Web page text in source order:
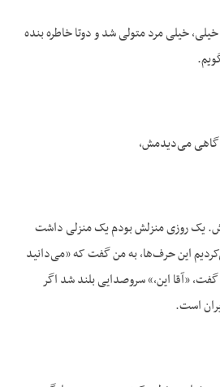
خیلی مرد متولی شد و دوتا خاطره بنده
گاهی می‌دیدمش،
روزی منزلش بودم یک منزلی داشت
این حرف‌ها، به من گفت که «می‌دانید
«آقا این،» سروصدایی بلند شد اگر
است.